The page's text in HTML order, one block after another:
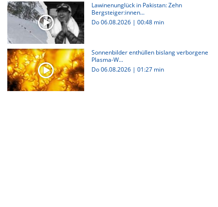
Lawinenunglück in Pakistan: Zehn
Bergsteiger:innen...
Do 06.08.2026 | 00:48 min
Sonnenbilder enthüllen bislang verborgene
Plasma-W...
Do 06.08.2026 | 01:27 min